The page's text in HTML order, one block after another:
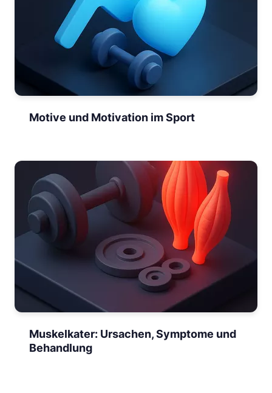
Motive und Motivation im Sport
Muskelkater: Ursachen, Symptome und
Behandlung